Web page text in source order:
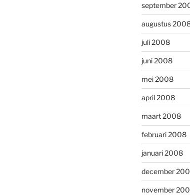
september
augustus
juli 2008
juni 2008
mei 2008
april 2008
maart 2008
februari 2008
januari 2008
december
november